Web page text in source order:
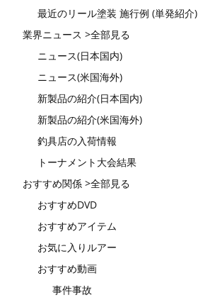
最近のリール塗装 施行例 (単発紹介)
業界ニュース >全部見る
ニュース(日本国内)
ニュース(米国海外)
新製品の紹介(日本国内)
新製品の紹介(米国海外)
釣具店の入荷情報
トーナメント大会結果
おすすめ関係 >全部見る
おすすめDVD
おすすめアイテム
お気に入りルアー
おすすめ動画
事件事故